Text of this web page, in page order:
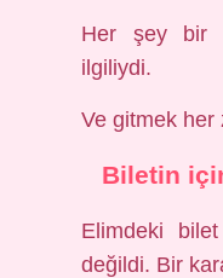
Her şey bir
ilgiliydi.
Ve gitmek her
Biletin
Elimdeki
değildi. Bir